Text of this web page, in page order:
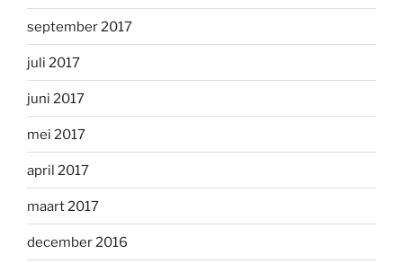
september 2017
juli 2017
juni 2017
mei 2017
april 2017
maart 2017
december 2016